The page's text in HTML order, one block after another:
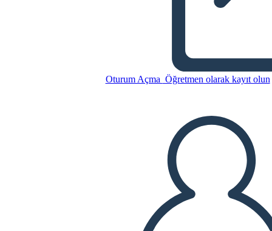
Oturum Açma Öğretmen olarak kayıt olun
Bu Öykü Panosunu kopyala
SLAYT GÖSTERİSİNİ OYNAT
BENİ OKU